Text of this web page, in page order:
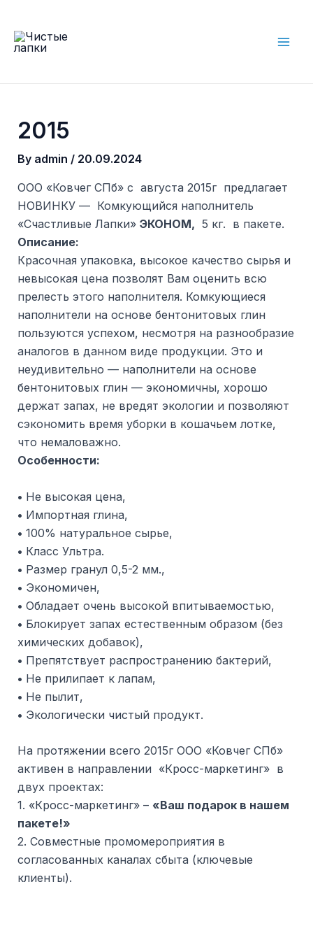
content
2015
By admin / 20.09.2024
ООО «Ковчег СПб» c августа 2015г предлагает
НОВИНКУ — Комкующийся наполнитель
«Счастливые Лапки» ЭКОНОМ, 5 кг. в пакете.
Описание:
Красочная упаковка, высокое качество сырья и
невысокая цена позволят Вам оценить всю
прелесть этого наполнителя. Комкующиеся
наполнители на основе бентонитовых глин
пользуются успехом, несмотря на разнообразие
аналогов в данном виде продукции. Это и
неудивительно — наполнители на основе
бентонитовых глин — экономичны, хорошо
держат запах, не вредят экологии и позволяют
сэкономить время уборки в кошачьем лотке,
что немаловажно.
Особенности:
• Не высокая цена,
• Импортная глина,
• 100% натуральное сырье,
• Класс Ультра.
• Размер гранул 0,5-2 мм.,
• Экономичен,
• Обладает очень высокой впитываемостью,
• Блокирует запах естественным образом (без
химических добавок),
• Препятствует распространению бактерий,
• Не прилипает к лапам,
• Не пылит,
• Экологически чистый продукт.
На протяжении всего 2015г ООО «Ковчег СПб»
активен в направлении «Кросс-маркетинг» в
двух проектах:
1. «Кросс-маркетинг» – «Ваш подарок в нашем
пакете!»
2. Совместные промомероприятия в
согласованных каналах сбыта (ключевые
клиенты).